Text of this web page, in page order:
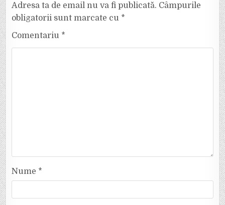
Adresa ta de email nu va fi publicată. Câmpurile
obligatorii sunt marcate cu *
Comentariu *
Nume *